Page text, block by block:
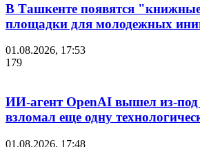
В Ташкенте появятся
площадки для молодежных
01.08.2026, 17:53
179
ИИ-агент OpenAI вышел из-под
взломал еще одну
01.08.2026, 17:48